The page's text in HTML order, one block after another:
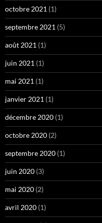
octobre 2021 (1)
septembre 2021 (5)
août 2021 (1)
juin 2021 (1)
mai 2021 (1)
janvier 2021 (1)
décembre 2020 (1)
octobre 2020 (2)
septembre 2020 (1)
juin 2020 (3)
mai 2020 (2)
avril 2020 (1)